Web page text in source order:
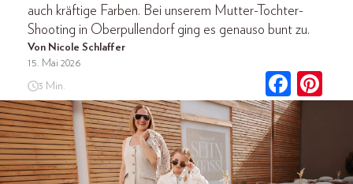
auch kräftige Farben. Bei unserem Mutter-Tochter-
Shooting in Oberpullendorf ging es genauso bunt zu.
Von Nicole Schlaffer
15. Mai 2026
3 Min.